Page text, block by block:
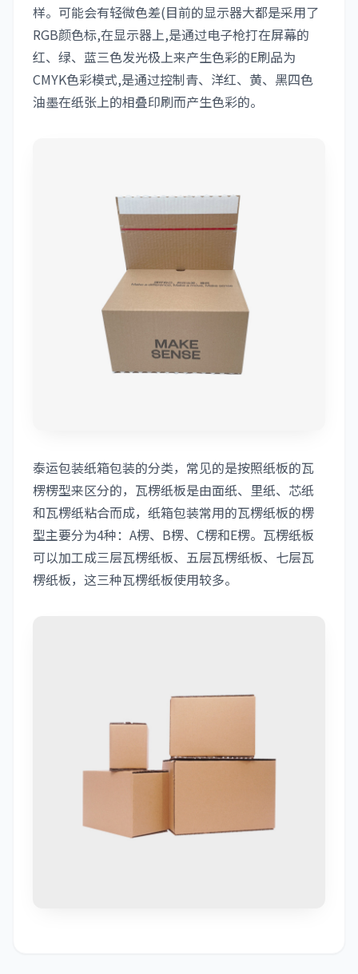
样。可能会有轻微色差(目前的显示器大都是采用了
RGB颜色标,在显示器上,是通过电子枪打在屏幕的
红、绿、蓝三色发光极上来产生色彩的E刷品为
CMYK色彩模式,是通过控制青、洋红、黄、黑四色
油墨在纸张上的相叠印刷而产生色彩的。
泰运包装纸箱包装的分类，常见的是按照纸板的瓦
楞楞型来区分的，瓦楞纸板是由面纸、里纸、芯纸
和瓦楞纸粘合而成，纸箱包装常用的瓦楞纸板的楞
型主要分为4种：A楞、B楞、C楞和E楞。瓦楞纸板
可以加工成三层瓦楞纸板、五层瓦楞纸板、七层瓦
楞纸板，这三种瓦楞纸板使用较多。